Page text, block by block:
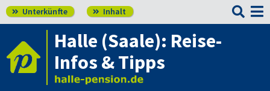
 Unterkünfte  Inhalt 
Halle (Saale): Reise-
Infos & Tipps